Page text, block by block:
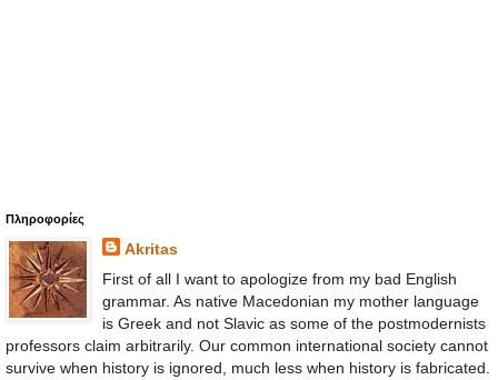
Πληροφορίες
Akritas
First of all I want to apologize from my bad English
grammar. As native Macedonian my mother language
is Greek and not Slavic as some of the postmodernists
professors claim arbitrarily. Our common international society cannot
survive when history is ignored, much less when history is fabricated.